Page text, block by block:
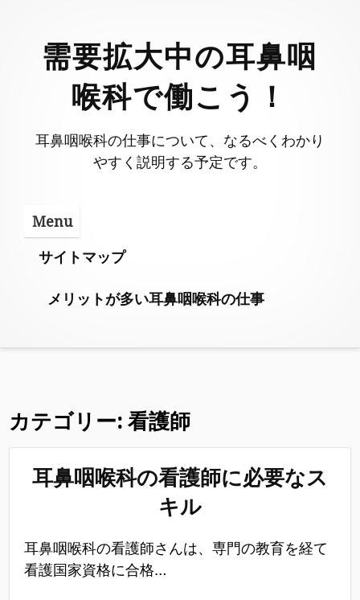
content需要拡大中の耳鼻咽
喉科で働こう！
耳鼻咽喉科の仕事について、なるべくわかり
やすく説明する予定です。
Menu
サイトマップ
メリットが多い耳鼻咽喉科の仕事
カテゴリー:看護師
耳鼻咽喉科の看護師に必要なス
キル
耳鼻咽喉科の看護師さんは、専門の教育を経て
看護国家資格に合格…